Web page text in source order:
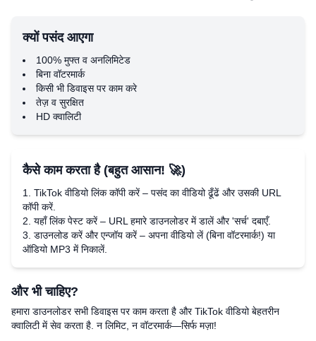
क्यों पसंद आएगा
100% मुफ्त व अनलिमिटेड
बिना वॉटरमार्क
किसी भी डिवाइस पर काम करे
तेज़ व सुरक्षित
HD क्वालिटी
कैसे काम करता है (बहुत आसान! 🚀)
TikTok वीडियो लिंक कॉपी करें – पसंद का वीडियो ढूँढें और उसकी URL
कॉपी करें.
यहाँ लिंक पेस्ट करें – URL हमारे डाउनलोडर में डालें और 'सर्च' दबाएँ.
डाउनलोड करें और एन्जॉय करें – अपना वीडियो लें (बिना वॉटरमार्क!) या
ऑडियो MP3 में निकालें.
और भी चाहिए?
हमारा डाउनलोडर सभी डिवाइस पर काम करता है और TikTok वीडियो बेहतरीन
क्वालिटी में सेव करता है. न लिमिट, न वॉटरमार्क—सिर्फ मज़ा!